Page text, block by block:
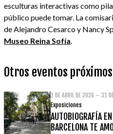
esculturas interactivas como
público puede tomar. La
de Alejandro Cesarco y Nancy
Museo Reina Sofía
Otros eventos próximos
1 DE ABRIL DE 2026 – 31
Exposiciones
AUTOBIOGRAFÍA
BARCELONA TE